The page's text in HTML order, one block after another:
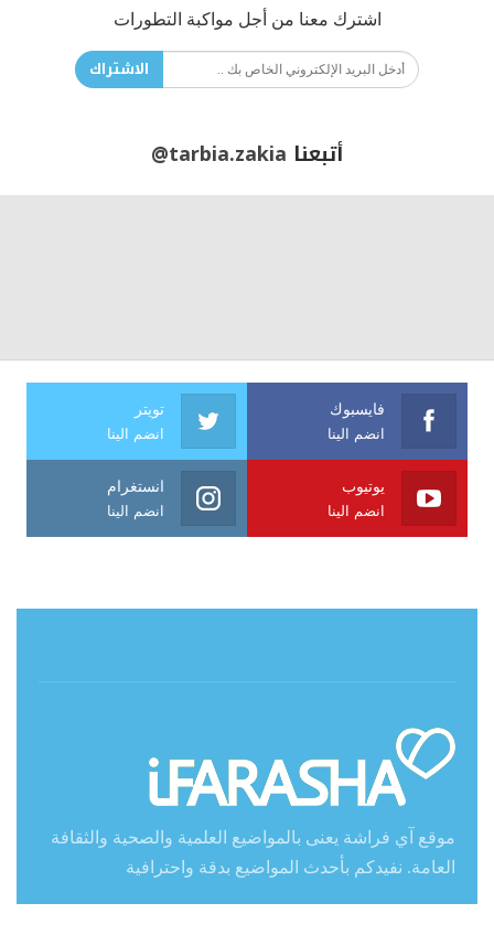
اشترك معنا من أجل مواكبة التطورات
الاشتراك
أتبعنا @tarbia.zakia
فايسبوك
انضم الينا
تويتر
انضم الينا
يوتيوب
انضم الينا
انستغرام
انضم الينا
موقع آي فراشة يعنى بالمواضيع العلمية والصحية والثقافة
العامة. نفيدكم بأحدث المواضيع بدقة واحترافية